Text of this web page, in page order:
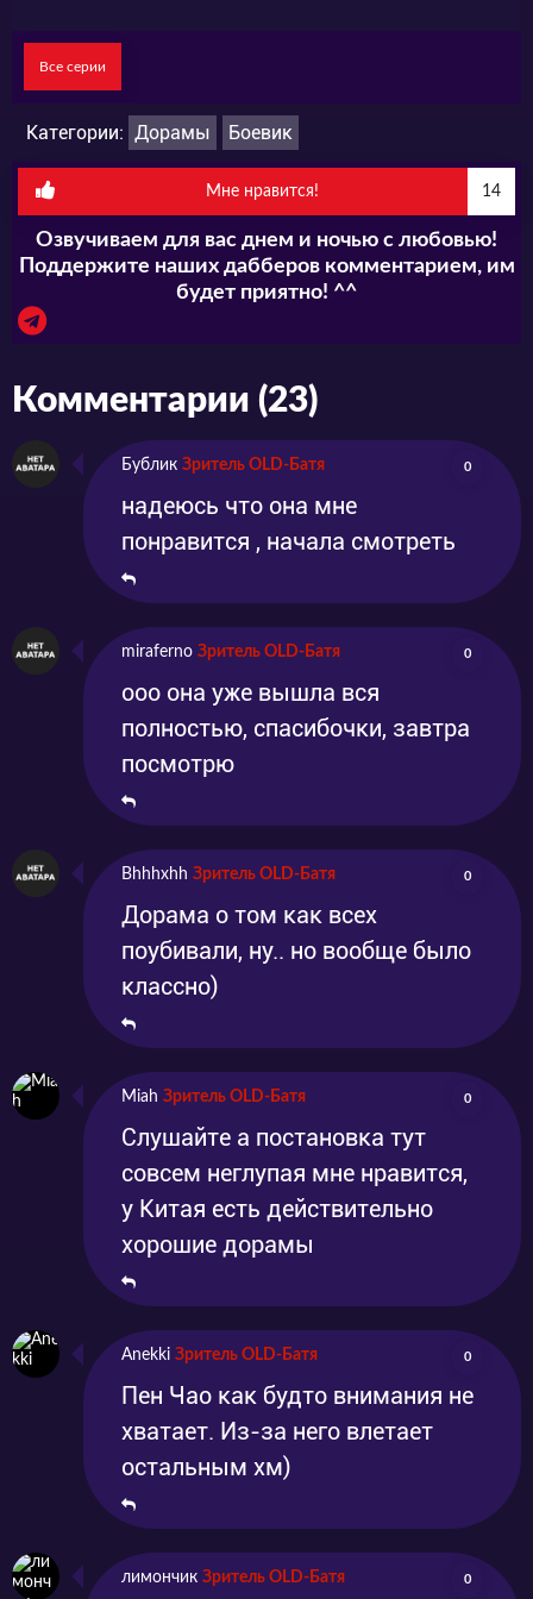
Все серии
Категории: Дорамы Боевик
Мне нравится! 14
Озвучиваем для вас днем и ночью с любовью!
Поддержите наших дабберов комментарием, им
будет приятно! ^^
Комментарии (23)
Бублик Зритель OLD-Батя 0
надеюсь что она мне
понравится , начала смотреть
miraferno Зритель OLD-Батя 0
ооо она уже вышла вся
полностью, спасибочки, завтра
посмотрю
Bhhhxhh Зритель OLD-Батя 0
Дорама о том как всех
поубивали, ну.. но вообще было
классно)
Miah Зритель OLD-Батя 0
Слушайте а постановка тут
совсем неглупая мне нравится,
у Китая есть действительно
хорошие дорамы
Anekki Зритель OLD-Батя 0
Пен Чао как будто внимания не
хватает. Из-за него влетает
остальным хм)
лимончик Зритель OLD-Батя 0